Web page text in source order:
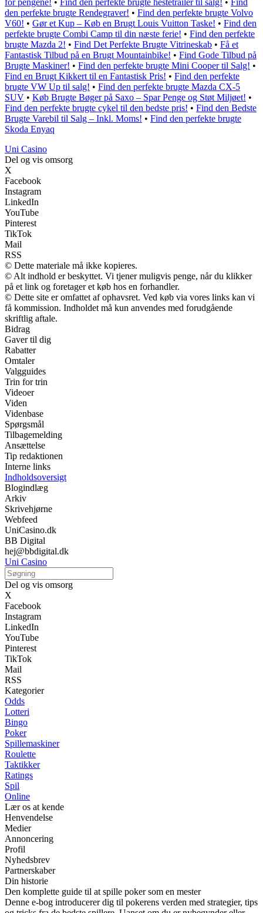
den perfekte brugte Rendegraver! • Find den perfekte brugte Volvo
V60! • Gør et Kup – Køb en Brugt Louis Vuitton Taske! • Find den
perfekte brugte Combi Camp til din næste ferie! • Find den perfekte
brugte Mazda 2! • Find Det Perfekte Brugte Vitrineskab • Få et
Fantastisk Tilbud på en Brugt Mountainbike! • Find Gode Tilbud på
Brugte Maskiner! • Find den perfekte brugte Mini Cooper til Salg! •
Find en Brugt Kikkert til en Fantastisk Pris! • Find den perfekte
brugte VW Up til salg! • Find den perfekte brugte Mazda CX-5
SUV • Køb Brugte Bøger på Saxo – Spar Penge og Støt Miljøet! •
Find den perfekte brugte cykel til den bedste pris! • Find den Bedste
Brugte Varebil til Salg – Inkl. Moms! • Find den perfekte brugte
Skoda Enyaq
Uni Casino
Del og vis omsorg
X
Facebook
Instagram
LinkedIn
YouTube
Pinterest
TikTok
Mail
RSS
© Dette materiale må ikke kopieres.
© Alt indhold er beskyttet. Vi tjener muligvis penge, når du klikker
på et link og foretager et køb hos en forhandler.
© Dette site er omfattet af ophavsret. Ved køb via vores links kan vi
få kommission. Indholdet må kun anvendes med forudgående
skriftlig aftale.
Bidrag
Gaver til dig
Rabatter
Omtaler
Valgguides
Trin for trin
Videoer
Viden
Videnbase
Spørgsmål
Tilbagemelding
Ansættelse
Tip redaktionen
Interne links
Indholdsoversigt
Blogindlæg
Arkiv
Skrivehjørne
Webfeed
UniCasino.dk
BB Digital
hej@bbdigital.dk
Uni Casino
Del og vis omsorg
X
Facebook
Instagram
LinkedIn
YouTube
Pinterest
TikTok
Mail
RSS
Kategorier
Odds
Lotteri
Bingo
Poker
Spillemaskiner
Roulette
Taktikker
Ratings
Spil
Online
Lær os at kende
Henvendelse
Medier
Annoncering
Profil
Nyhedsbrev
Partnerskaber
Din historie
Den komplette guide til at spille poker som en mester
Denne e-bog introducerer dig til pokerens verden med strategier, tips